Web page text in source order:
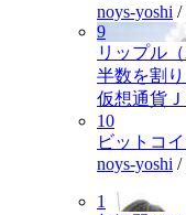
noys-yoshi /
9
リップル
半数を割
仮想通貨
10
ビットコ
noys-yoshi /
1